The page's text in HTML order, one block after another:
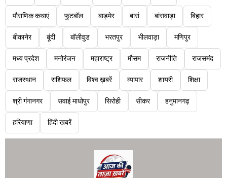
पौराणिक कथाएं फुटबॉल बाड़मेर बारां बांसवाड़ा बिहार
बीकानेर बूंदी बॉलीवुड भरतपुर भीलवाड़ा मणिपुर
मध्य प्रदेश मनोरंजन महाराष्ट्र मौसम राजनीति राजसमंद
राजस्थान राशिफल विश्व ख़बरें व्यापार शायरी शिक्षा
श्री गंगानगर सवाई माधोपुर सिरोही सीकर हनुमानगढ़
हरियाणा हिंदी खबरें